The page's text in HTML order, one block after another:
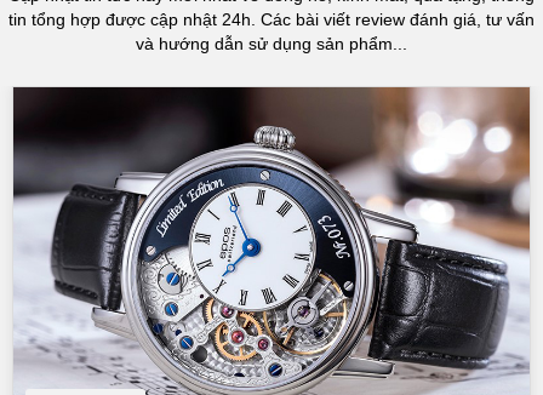
Sự hiếm có
thường rất hiếm và khó có thể sở hữu. Đây cũng chính là điều mà
nói lên về giá trị đặc biệt mà đồng hồ này mang lại. Bởi vì số lượng
sản xuất có giới hạn, đồng hồ phiên bản giới hạn sẽ trở nên hiếm và
khó tìm kiếm, điều đó lại tăng thêm giá trị và độc đáo của sản phẩm
khi xuất hiện tại thị trường.
Tính chính xác
Không chỉ độc đáo và hiếm có, các đồng hồ phiên bản giới hạn
thường được sản xuất với chất lượng và sự chính xác cao. Các
thương hiệu đồng hồ nổi tiếng thường chọn bộ phận máy móc của
chiếc đồng hồ phiên bản giới hạn để tiến hành các thí nghiệm và
kiểm tra cẩn thậntrướckhi đưa sản phẩm ra thị trường.
tin tổng hợp được cập nhật 24h. Các bài viết review đánh giá, tư vấn
và hướng dẫn sử dụng sản phẩm...